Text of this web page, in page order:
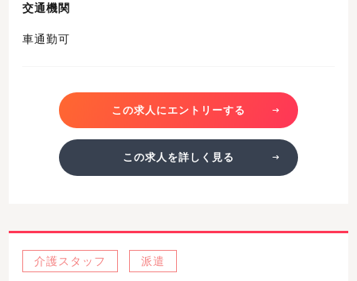
交通機関
車通勤可
この求人にエントリーする
この求人を詳しく見る
介護スタッフ 派遣